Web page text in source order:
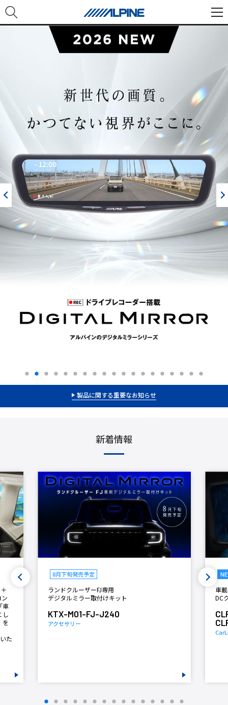
Previous
製品に関する重要なお知らせ
新着情報
Previous
NEW 新製品
車載専用
DCクーラーECOシステム
CLP-DCC01
CLP-DCC01-HI
ド
「
「
（